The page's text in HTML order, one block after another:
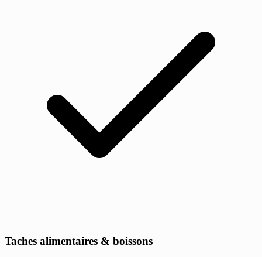
Taches alimentaires & boissons